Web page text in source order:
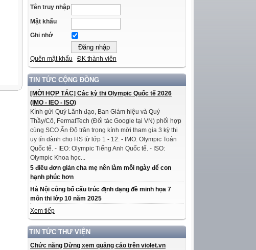
Tên truy nhập
Mật khẩu
Ghi nhớ
Quên mật khẩu ĐK thành viên
TIN TỨC CỘNG ĐỒNG
[MỜI HỢP TÁC] Các kỳ thi Olympic Quốc tế 2026
(IMO - IEO - ISO)
Kính gửi Quý Lãnh đạo, Ban Giám hiệu và Quý
Thầy/Cô, FermatTech (Đối tác Google tại VN) phối hợp
cùng SCO Ấn Độ trân trọng kính mời tham gia 3 kỳ thi
uy tín dành cho HS từ lớp 1 - 12: - IMO: Olympic Toán
Quốc tế. - IEO: Olympic Tiếng Anh Quốc tế. - ISO:
Olympic Khoa học...
5 điều đơn giản cha mẹ nên làm mỗi ngày để con
hạnh phúc hơn
Hà Nội công bố cấu trúc định dạng đề minh họa 7
môn thi lớp 10 năm 2025
Xem tiếp
TIN TỨC THƯ VIỆN
Chức năng Dừng xem quảng cáo trên violet.vn